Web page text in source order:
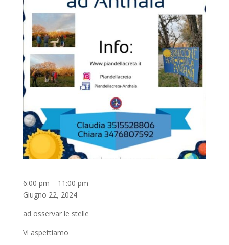
Serata
Magica:
!
Scuola
6:00 pm – 11:00 pm
Giugno 22, 2024
ad osservar le stelle
Vi aspettiamo